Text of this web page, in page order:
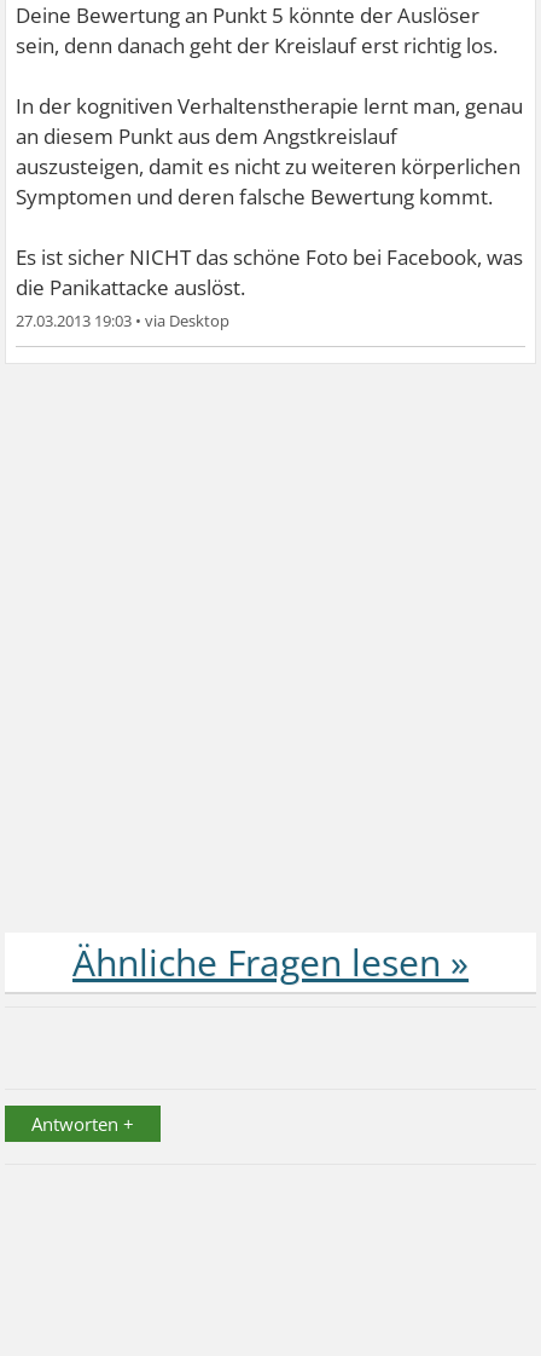
Deine Bewertung an Punkt 5 könnte der Auslöser
sein, denn danach geht der Kreislauf erst richtig los.
In der kognitiven Verhaltenstherapie lernt man, genau
an diesem Punkt aus dem Angstkreislauf
auszusteigen, damit es nicht zu weiteren körperlichen
Symptomen und deren falsche Bewertung kommt.
Es ist sicher NICHT das schöne Foto bei Facebook, was
die Panikattacke auslöst.
27.03.2013 19:03 •
Antworten +